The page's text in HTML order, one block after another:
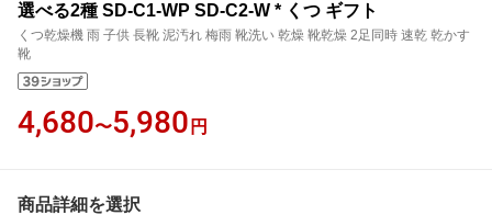
選べる2種 SD-C1-WP SD-C2-W * くつ ギフト
くつ乾燥機 雨 子供 長靴 泥汚れ 梅雨 靴洗い 乾燥 靴乾燥 2足同時 速乾 乾かす
靴
4,680〜5,980 円
商品詳細を選択